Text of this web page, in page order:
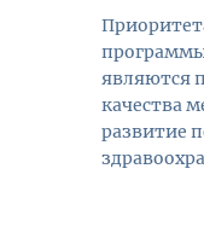
являются
качества
развитие